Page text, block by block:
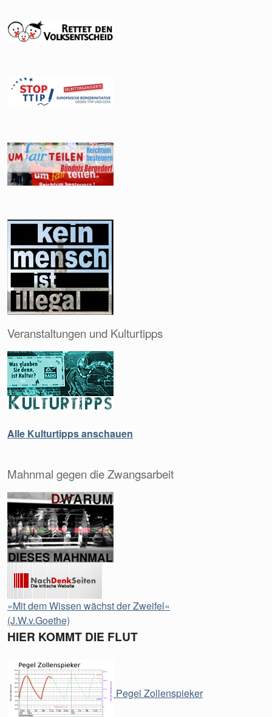
Veranstaltungen und Kulturtipps
Alle Kulturtipps anschauen
Mahnmal gegen die Zwangsarbeit
»Mit dem Wissen wächst der Zweifel«
(J.W.v.Goethe)
HIER KOMMT DIE FLUT
Pegel Zollenspieker